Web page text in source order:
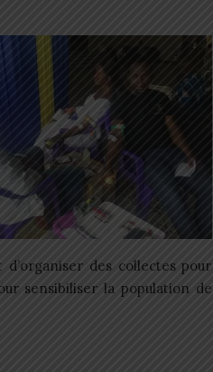
des collectes pour
sensibiliser la population de